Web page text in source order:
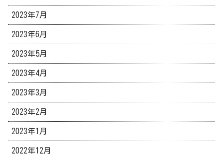
2023年7月
2023年6月
2023年5月
2023年4月
2023年3月
2023年2月
2023年1月
2022年12月